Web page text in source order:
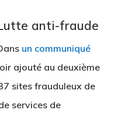
anti-fraude
un communiqué
ajouté au deuxième
sites frauduleux de
services de